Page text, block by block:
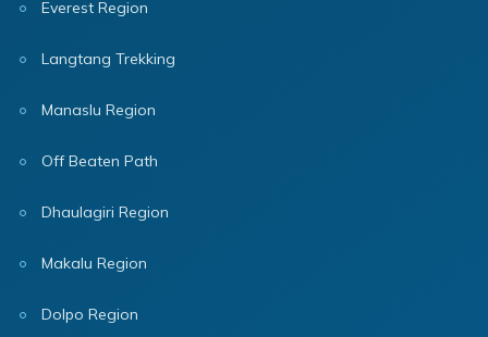
Everest Region
Langtang Trekking
Manaslu Region
Off Beaten Path
Dhaulagiri Region
Makalu Region
Dolpo Region